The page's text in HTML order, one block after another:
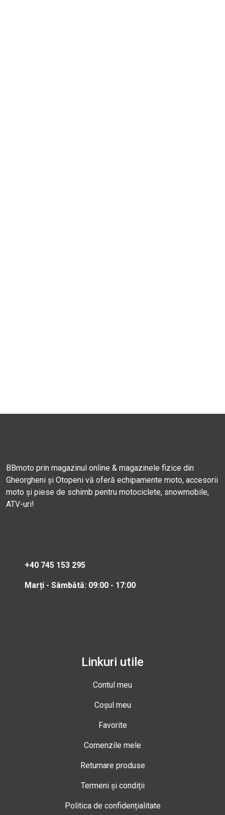
BBmoto prin magazinul online & magazinele fizice din
Gheorgheni și Otopeni vă oferă echipamente moto, accesorii
moto și piese de schimb pentru motociclete, snowmobile,
ATV-uri!
+40 745 153 295
Marți - Sâmbătă: 09:00 - 17:00
Linkuri utile
Contul meu
Coșul meu
Favorite
Comenzile mele
Returnare produse
Termeni și condiții
Politica de confidențialitate